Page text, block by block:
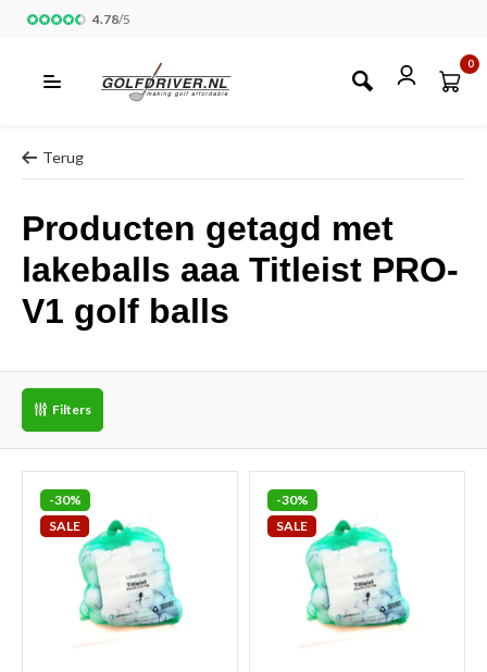
4.78/5
0
Terug
Producten getagd met
lakeballs aaa Titleist PRO-
V1 golf balls
Filters
-30%
SALE
-30%
SALE